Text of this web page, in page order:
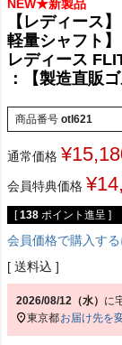
NEW★新製品
【レディース
軽量シャフト】
レディース
：【製造直販
商品番号 otl621
通常価格 ¥
会員特典価格 ¥
[ 138 ポイント進呈 ]
会員価格で購入する
送料込
2026/08/12（水） に
東京都お届け先を